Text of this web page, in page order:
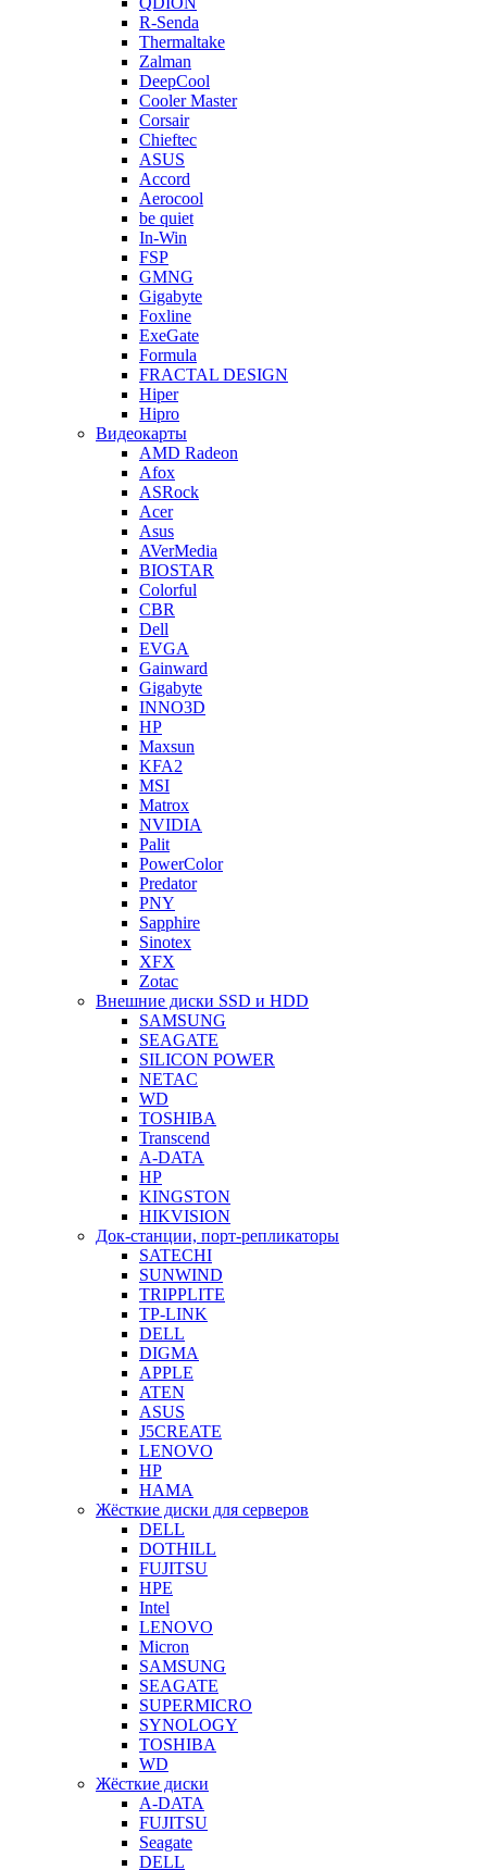
R-Senda
Thermaltake
Zalman
DeepCool
Cooler Master
Corsair
Chieftec
ASUS
Accord
Aerocool
be quiet
In-Win
FSP
GMNG
Gigabyte
Foxline
ExeGate
Formula
FRACTAL DESIGN
Hiper
Hipro
Видеокарты
AMD Radeon
Afox
ASRock
Acer
Asus
AVerMedia
BIOSTAR
Colorful
CBR
Dell
EVGA
Gainward
Gigabyte
INNO3D
HP
Maxsun
KFA2
MSI
Matrox
NVIDIA
Palit
PowerColor
Predator
PNY
Sapphire
Sinotex
XFX
Zotac
Внешние диски SSD и HDD
SAMSUNG
SEAGATE
SILICON POWER
NETAC
WD
TOSHIBA
Transcend
A-DATA
HP
KINGSTON
HIKVISION
Док-станции, порт-репликаторы
SATECHI
SUNWIND
TRIPPLITE
TP-LINK
DELL
DIGMA
APPLE
ATEN
ASUS
J5CREATE
LENOVO
HP
HAMA
Жёсткие диски для серверов
DELL
DOTHILL
FUJITSU
HPE
Intel
LENOVO
Micron
SAMSUNG
SEAGATE
SUPERMICRO
SYNOLOGY
TOSHIBA
WD
Жёсткие диски
A-DATA
FUJITSU
Seagate
DELL